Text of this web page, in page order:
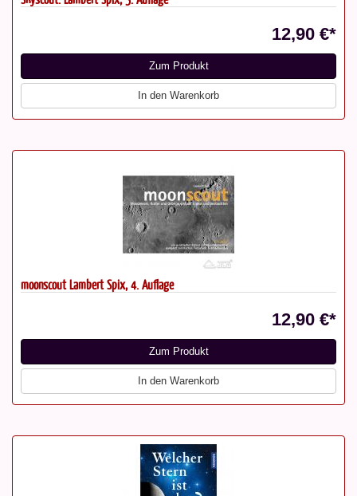
12,90 €*
Zum Produkt
In den Warenkorb
moonscout Lambert Spix, 4. Auflage
12,90 €*
Zum Produkt
In den Warenkorb